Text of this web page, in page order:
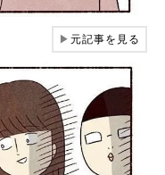
▶元記事を見る